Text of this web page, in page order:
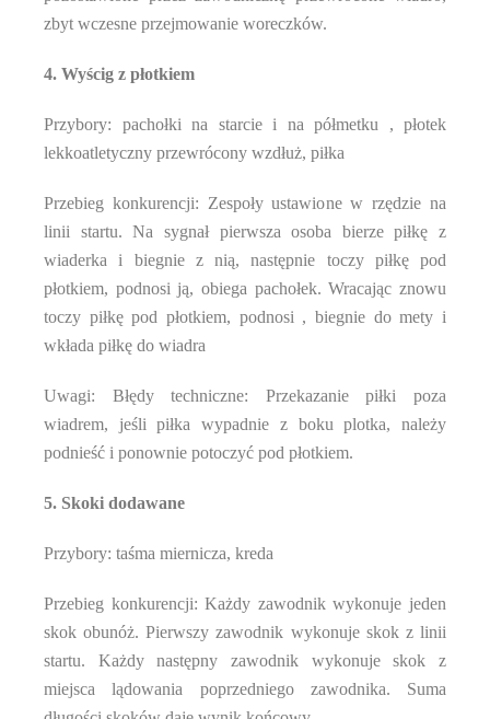
zbyt wczesne przejmowanie woreczków.
4. Wyścig z płotkiem
Przybory: pachołki na starcie i na półmetku , płotek
lekkoatletyczny przewrócony wzdłuż, piłka
Przebieg konkurencji: Zespoły ustawione w rzędzie na
linii startu. Na sygnał pierwsza osoba bierze piłkę z
wiaderka i biegnie z nią, następnie toczy piłkę pod
płotkiem, podnosi ją, obiega pachołek. Wracając znowu
toczy piłkę pod płotkiem, podnosi , biegnie do mety i
wkłada piłkę do wiadra
Uwagi: Błędy techniczne: Przekazanie piłki poza
wiadrem, jeśli piłka wypadnie z boku plotka, należy
podnieść i ponownie potoczyć pod płotkiem.
5. Skoki dodawane
Przybory: taśma miernicza, kreda
Przebieg konkurencji: Każdy zawodnik wykonuje jeden
skok obunóż. Pierwszy zawodnik wykonuje skok z linii
startu. Każdy następny zawodnik wykonuje skok z
miejsca lądowania poprzedniego zawodnika. Suma